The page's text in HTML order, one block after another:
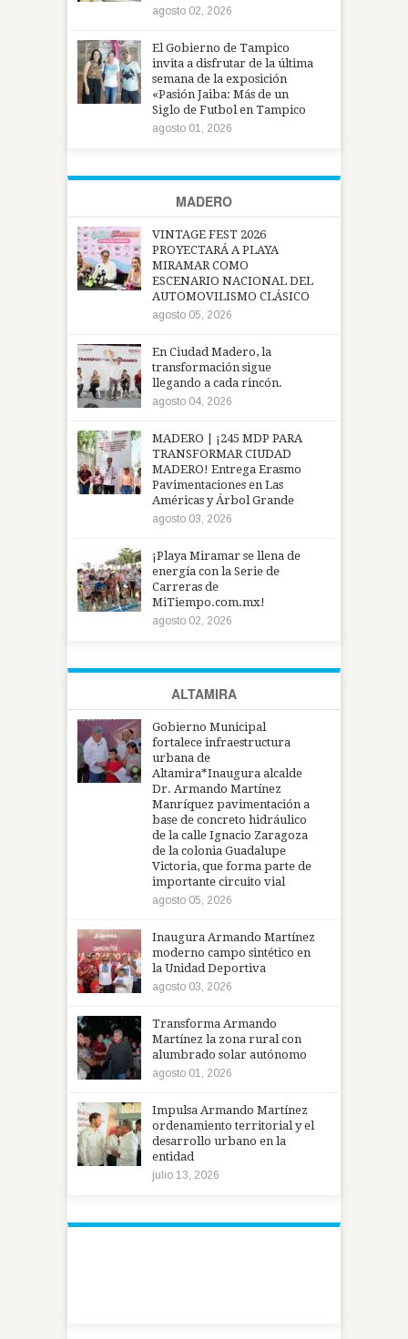
agosto 02, 2026
El Gobierno de Tampico
invita a disfrutar de la última
semana de la exposición
«Pasión Jaiba: Más de un
Siglo de Futbol en Tampico
agosto 01, 2026
MADERO
VINTAGE FEST 2026
PROYECTARÁ A PLAYA
MIRAMAR COMO
ESCENARIO NACIONAL DEL
AUTOMOVILISMO CLÁSICO
agosto 05, 2026
En Ciudad Madero, la
transformación sigue
llegando a cada rincón.
agosto 04, 2026
MADERO | ¡245 MDP PARA
TRANSFORMAR CIUDAD
MADERO! Entrega Erasmo
Pavimentaciones en Las
Américas y Árbol Grande
agosto 03, 2026
¡Playa Miramar se llena de
energía con la Serie de
Carreras de
MiTiempo.com.mx!
agosto 02, 2026
ALTAMIRA
Gobierno Municipal
fortalece infraestructura
urbana de
Altamira*Inaugura alcalde
Dr. Armando Martínez
Manríquez pavimentación a
base de concreto hidráulico
de la calle Ignacio Zaragoza
de la colonia Guadalupe
Victoria, que forma parte de
importante circuito vial
agosto 05, 2026
Inaugura Armando Martínez
moderno campo sintético en
la Unidad Deportiva
agosto 03, 2026
Transforma Armando
Martínez la zona rural con
alumbrado solar autónomo
agosto 01, 2026
Impulsa Armando Martínez
ordenamiento territorial y el
desarrollo urbano en la
entidad
julio 13, 2026